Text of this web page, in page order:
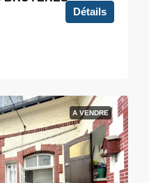
Détails
A VENDRE